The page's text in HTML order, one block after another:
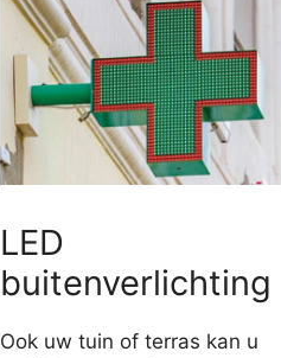
LED
buitenverlichting
Ook uw tuin of terras kan u